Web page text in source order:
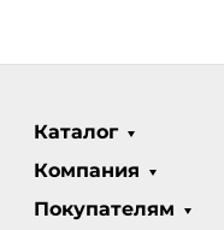
Каталог
Компания
Покупателям